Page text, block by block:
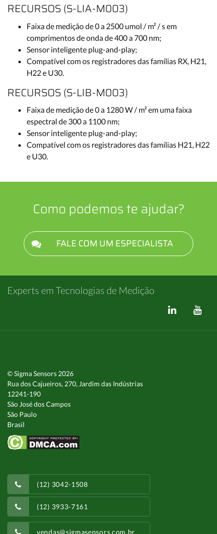
RECURSOS (S-LIA-M003)
Faixa de medição de 0 a 2500 umol / m² / s em
comprimentos de onda de 400 a 700 nm;
Sensor inteligente plug-and-play;
Compatível com os registradores das famílias RX, H21,
H22 e U30.
RECURSOS (S-LIB-M003)
Faixa de medição de 0 a 1280 W / m² em uma faixa
espectral de 300 a 1100 nm;
Sensor inteligente plug-and-play;
Compatível com os registradores das famílias H21, H22
e U30.
Como podemos te ajudar?
FALE COM UM ESPECIALISTA
Experts em Tecnologias de Medição
© Sigma Sensors 2026
Rua dos Cajueiros, 270, Jardim das Indústrias
12241-190
São José dos Campos
São Paulo
Brasil
(12) 3042-1508
(12) 3933-7161
vendas@sigmasensors.com.br